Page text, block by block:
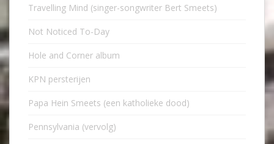
Travelling Mind (singer-songwriter Bert Smeets)
Not Noticed To-Day
Hole and Corner album
KPN persterijen
Papa Hein Smeets (een katholieke dood)
Pennsylvania (vervolg)